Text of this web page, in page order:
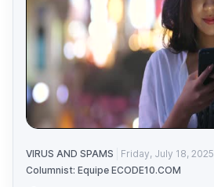
VIRUS AND SPAMS
Friday, July 18, 2025
Columnist: Equipe ECODE10.COM